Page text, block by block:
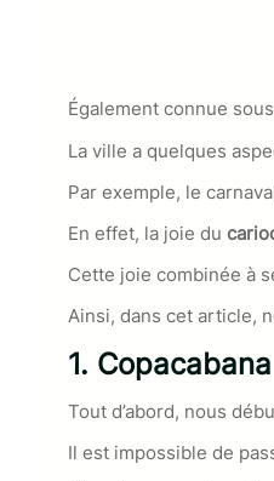
Également connue
La ville a quelques
Par exemple, le
En effet, la joie du
Cette joie combinée à
Ainsi, dans cet article,
1. Copacabana
Tout d’abord, nous
Il est impossible de